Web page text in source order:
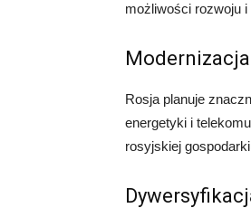
możliwości rozwoju i
Rosja planuje
energetyki i
rosyjskiej